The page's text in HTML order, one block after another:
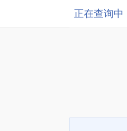
正在查询中